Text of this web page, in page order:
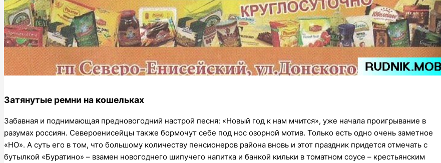
Затянутые ремни на кошельках
Забавная и поднимающая предновогодний настрой песня: «Новый год к нам мчится», уже начала проигрывание в
разумах россиян. Североенисейцы также бормочут себе под нос озорной мотив. Только есть одно очень заметное
«НО». А суть его в том, что большому количеству пенсионеров района вновь и этот праздник придется отмечать с
бутылкой «Буратино» – взамен новогоднего шипучего напитка и банкой кильки в томатном соусе – крестьянским